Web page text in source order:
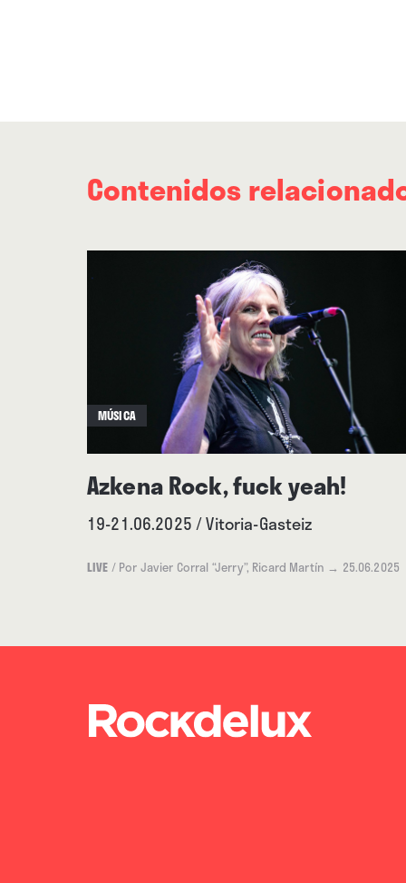
Contenidos
MÚSICA
Azkena Rock, fuck yeah!
19-21.06.2025 / Vitoria-Gasteiz
LIVE / Por Javier Corral “Jerry”, Ricard Martín → 25.06.2025